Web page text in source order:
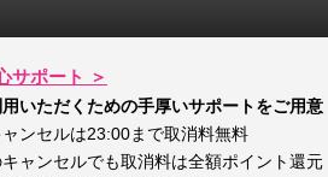
サポート ＞
いただくための手厚いサポートをご用意
ャンセルは23:00まで取消料無料
キャンセルでも取消料は全額ポイント還元